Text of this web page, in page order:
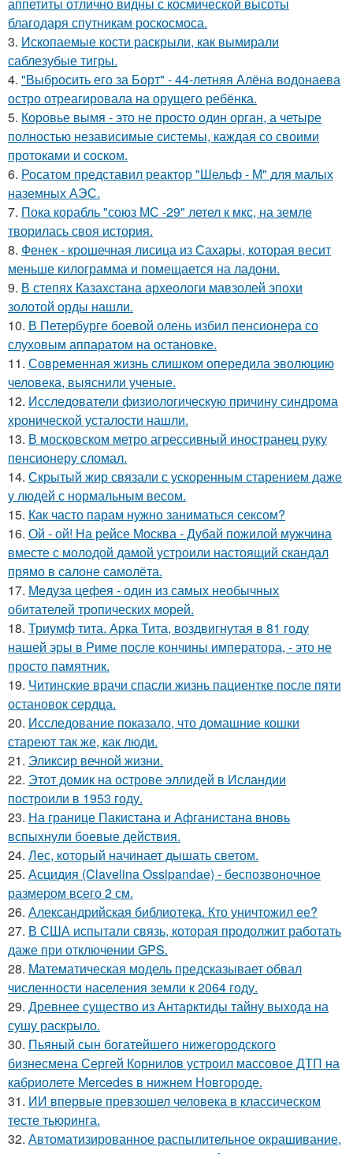
благодаря спутникам роскосмоса.
3. Ископаемые кости раскрыли, как вымирали
саблезубые тигры.
4. "Выбросить его за Борт" - 44-летняя Алёна водонаева
остро отреагировала на орущего ребёнка.
5. Коровье вымя - это не просто один орган, а четыре
полностью независимые системы, каждая со своими
протоками и соском.
6. Росатом представил реактор "Шельф - М" для малых
наземных АЭС.
7. Пока корабль "союз МС -29" летел к мкс, на земле
творилась своя история.
8. Фенек - крошечная лисица из Сахары, которая весит
меньше килограмма и помещается на ладони.
9. В степях Казахстана археологи мавзолей эпохи
золотой орды нашли.
10. В Петербурге боевой олень избил пенсионера со
слуховым аппаратом на остановке.
11. Современная жизнь слишком опередила эволюцию
человека, выяснили ученые.
12. Исследователи физиологическую причину синдрома
хронической усталости нашли.
13. В московском метро агрессивный иностранец руку
пенсионеру сломал.
14. Скрытый жир связали с ускоренным старением даже
у людей с нормальным весом.
15. Как часто парам нужно заниматься сексом?
16. Ой - ой! На рейсе Москва - Дубай пожилой мужчина
вместе с молодой дамой устроили настоящий скандал
прямо в салоне самолёта.
17. Медуза цефея - один из самых необычных
обитателей тропических морей.
18. Триумф тита. Арка Тита, воздвигнутая в 81 году
нашей эры в Риме после кончины императора, - это не
просто памятник.
19. Читинские врачи спасли жизнь пациентке после пяти
остановок сердца.
20. Исследование показало, что домашние кошки
стареют так же, как люди.
21. Эликсир вечной жизни.
22. Этот домик на острове эллидей в Исландии
построили в 1953 году.
23. На границе Пакистана и Афганистана вновь
вспыхнули боевые действия.
24. Лес, который начинает дышать светом.
25. Асцидия (Clavelina Ossipandae) - беспозвоночное
размером всего 2 см.
26. Александрийская библиотека. Кто уничтожил ее?
27. В США испытали связь, которая продолжит работать
даже при отключении GPS.
28. Математическая модель предсказывает обвал
численности населения земли к 2064 году.
29. Древнее существо из Антарктиды тайну выхода на
сушу раскрыло.
30. Пьяный сын богатейшего нижегородского
бизнесмена Сергей Корнилов устроил массовое ДТП на
кабриолете Mercedes в нижнем Новгороде.
31. ИИ впервые превзошел человека в классическом
тесте тьюринга.
32. Автоматизированное распылительное окрашивание,